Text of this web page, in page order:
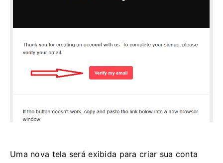
Uma nova tela será exibida para criar sua conta